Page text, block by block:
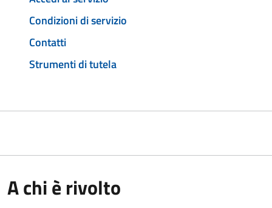
Condizioni di servizio
Contatti
Strumenti di tutela
A chi è rivolto